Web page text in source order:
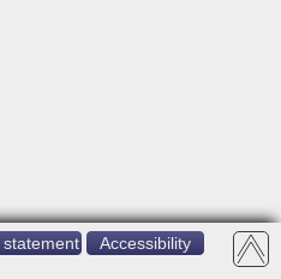
statement Accessibility